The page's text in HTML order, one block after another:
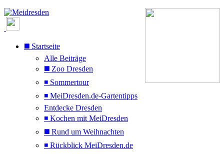
◼️ Startseite
Alle Beiträge
◼️ Zoo Dresden
◾ Sommertour
◾ MeiDresden.de-Gartentipps
Entdecke Dresden
◾ Kochen mit MeiDresden
◼️ Rund um Weihnachten
◾ Rückblick MeiDresden.de